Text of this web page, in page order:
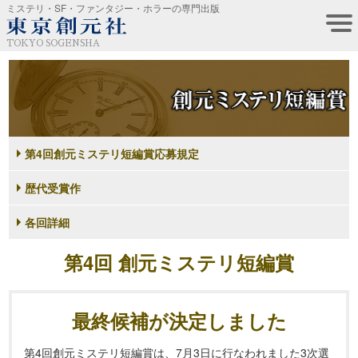
ミステリ・SF・ファンタジー・ホラーの専門出版
TOKYO SOGENSHA
第4回創元ミステリ短編賞応募規定
歴代受賞作
各回詳細
第4回 創元ミステリ短編賞
最終候補が決定しました
第4回創元ミステリ短編賞は、7月3日に行なわれました3次選